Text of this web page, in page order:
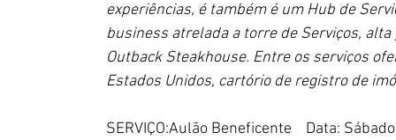
experiências, é também é um Hub de
business atrelada a torre de Serviços,
Outback Steakhouse. Entre os serviços
Estados Unidos, cartório de registro de
SERVIÇO:Aulão Beneficente    Data: